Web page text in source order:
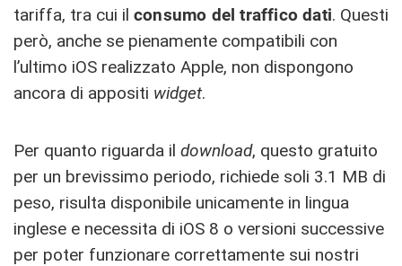
tariffa, tra cui il consumo del traffico dati. Questi
però, anche se pienamente compatibili con
l’ultimo iOS realizzato Apple, non dispongono
ancora di appositi widget.
Per quanto riguarda il download, questo gratuito
per un brevissimo periodo, richiede soli 3.1 MB di
peso, risulta disponibile unicamente in lingua
inglese e necessita di iOS 8 o versioni successive
per poter funzionare correttamente sui nostri